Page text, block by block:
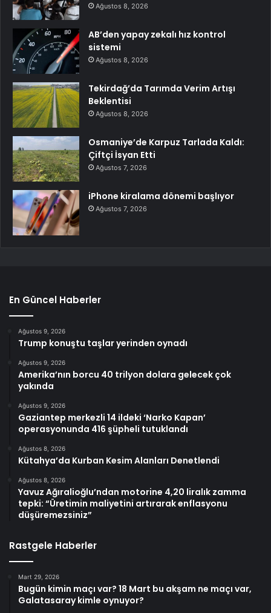
Ağustos 8, 2026
AB’den yapay zekalı hız kontrol
sistemi
Ağustos 8, 2026
Tekirdağ’da Tarımda Verim Artışı
Beklentisi
Ağustos 8, 2026
Osmaniye’de Karpuz Tarlada Kaldı:
Çiftçi İsyan Etti
Ağustos 7, 2026
iPhone kiralama dönemi başlıyor
Ağustos 7, 2026
En Güncel Haberler
Ağustos 9, 2026
Trump konuştu taşlar yerinden oynadı
Ağustos 9, 2026
Amerika’nın borcu 40 trilyon dolara gelecek çok
yakında
Ağustos 9, 2026
Gaziantep merkezli 14 ildeki ‘Narko Kapan’
operasyonunda 416 şüpheli tutuklandı
Ağustos 8, 2026
Kütahya’da Kurban Kesim Alanları Denetlendi
Ağustos 8, 2026
Yavuz Ağıralioğlu’ndan motorine 4,20 liralık zamma
tepki: “Üretimin maliyetini artırarak enflasyonu
düşüremezsiniz”
Rastgele Haberler
Mart 29, 2026
Bugün kimin maçı var? 18 Mart bu akşam ne maçı var,
Galatasaray kimle oynuyor?